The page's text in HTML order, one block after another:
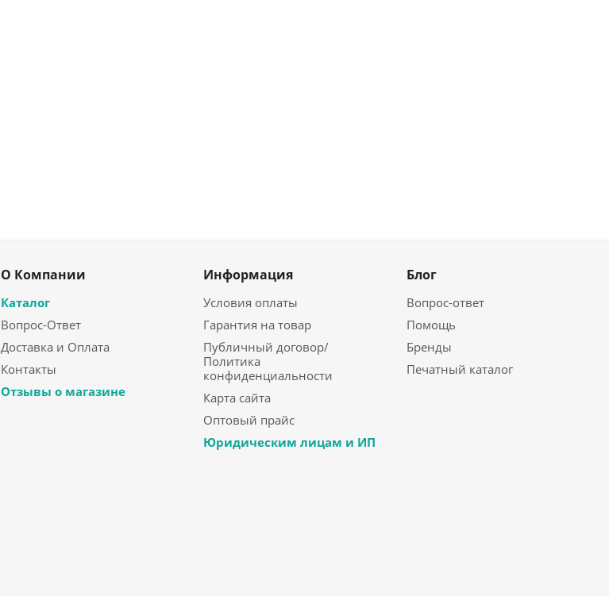
О Компании
Каталог
Вопрос-Ответ
Доставка и Оплата
Контакты
Отзывы о магазине
Информация
Условия оплаты
Гарантия на товар
Публичный договор/
Политика
конфиденциальности
Карта сайта
Оптовый прайс
Юридическим лицам и ИП
Блог
Вопрос-ответ
Помощь
Бренды
Печатный каталог